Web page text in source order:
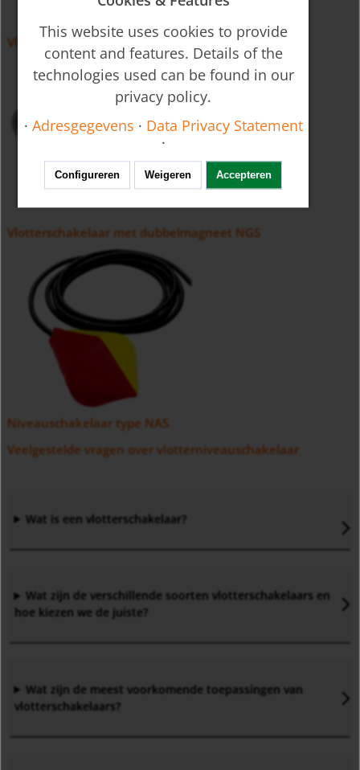
Vlotterschakelaar NSE
Vlotterschakelaar met dubbelmagneet NGS
Niveauschakelaar type NAS
Veelgestelde vragen over vlotterniveauschakelaar
Wat is een vlotterschakelaar?
Wat zijn de verschillende soorten vlotterschakelaars en
hoe kiezen we de juiste ?
Wat zijn de meest voorkomende toepassingen van
vlotterschakelaars?
This website uses cookies to provide
content and features. Details of the
technologies used can be found in our
privacy policy.
· Adresgegevens · Data Privacy Statement
·
Configureren Weigeren Accepteren